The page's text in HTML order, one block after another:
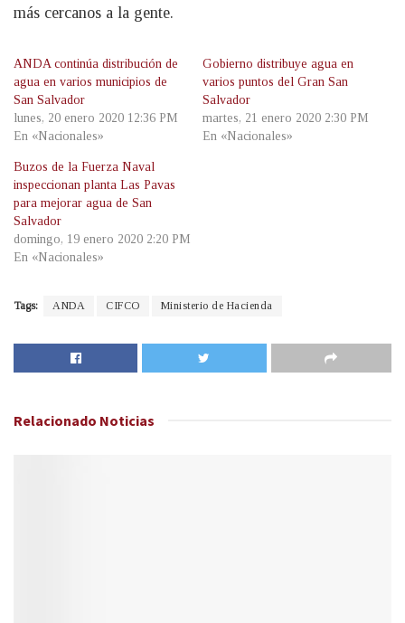
más cercanos a la gente.
ANDA continúa distribución de
agua en varios municipios de
San Salvador
lunes, 20 enero 2020 12:36 PM
En «Nacionales»
Gobierno distribuye agua en
varios puntos del Gran San
Salvador
martes, 21 enero 2020 2:30 PM
En «Nacionales»
Buzos de la Fuerza Naval
inspeccionan planta Las Pavas
para mejorar agua de San
Salvador
domingo, 19 enero 2020 2:20 PM
En «Nacionales»
Tags: ANDA CIFCO Ministerio de Hacienda
Relacionado Noticias